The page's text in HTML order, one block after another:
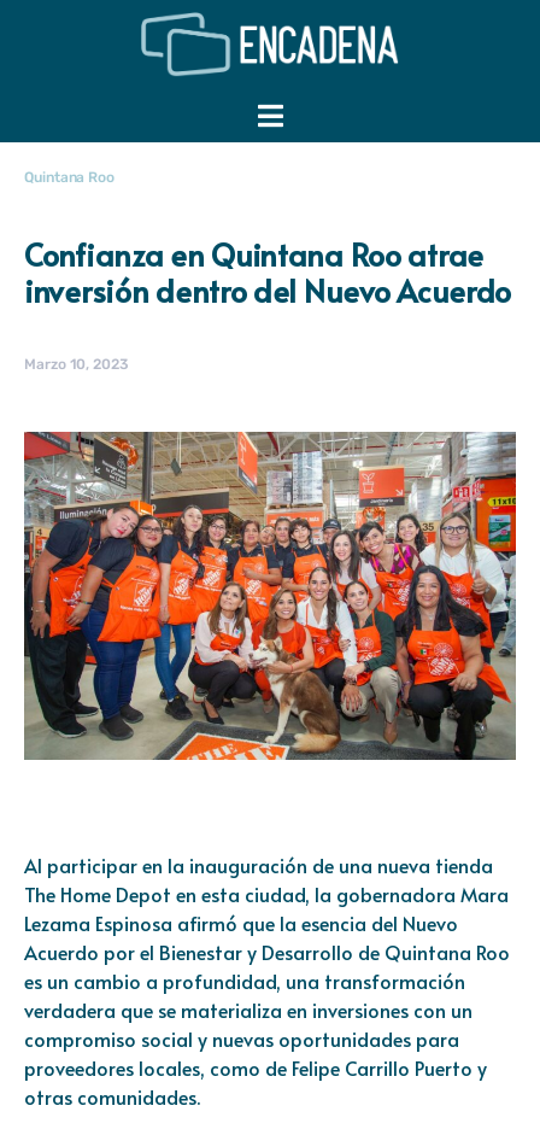
Quintana Roo
Confianza en Quintana Roo atrae
inversión dentro del Nuevo Acuerdo
Marzo 10, 2023
Al participar en la inauguración de una nueva tienda
The Home Depot en esta ciudad, la gobernadora Mara
Lezama Espinosa afirmó que la esencia del Nuevo
Acuerdo por el Bienestar y Desarrollo de Quintana Roo
es un cambio a profundidad, una transformación
verdadera que se materializa en inversiones con un
compromiso social y nuevas oportunidades para
proveedores locales, como de Felipe Carrillo Puerto y
otras comunidades.